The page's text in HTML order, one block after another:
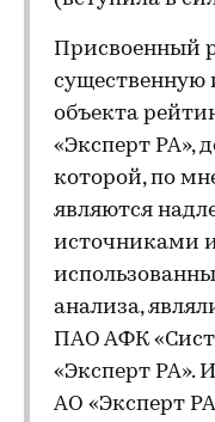
Присвоенный
объекта
«Эксперт РА»,
которой, по
являются
источниками
анализа,
ПАО АФК
«Эксперт РА».
АО «Эксперт